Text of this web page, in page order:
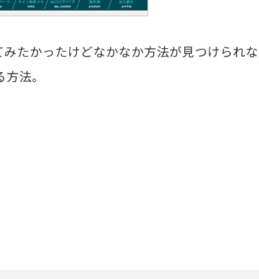
たかったけどなかなか方法が見つけられ
法。